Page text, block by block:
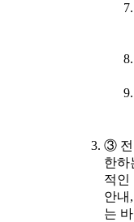
③ 전
한하
적인
안내
는